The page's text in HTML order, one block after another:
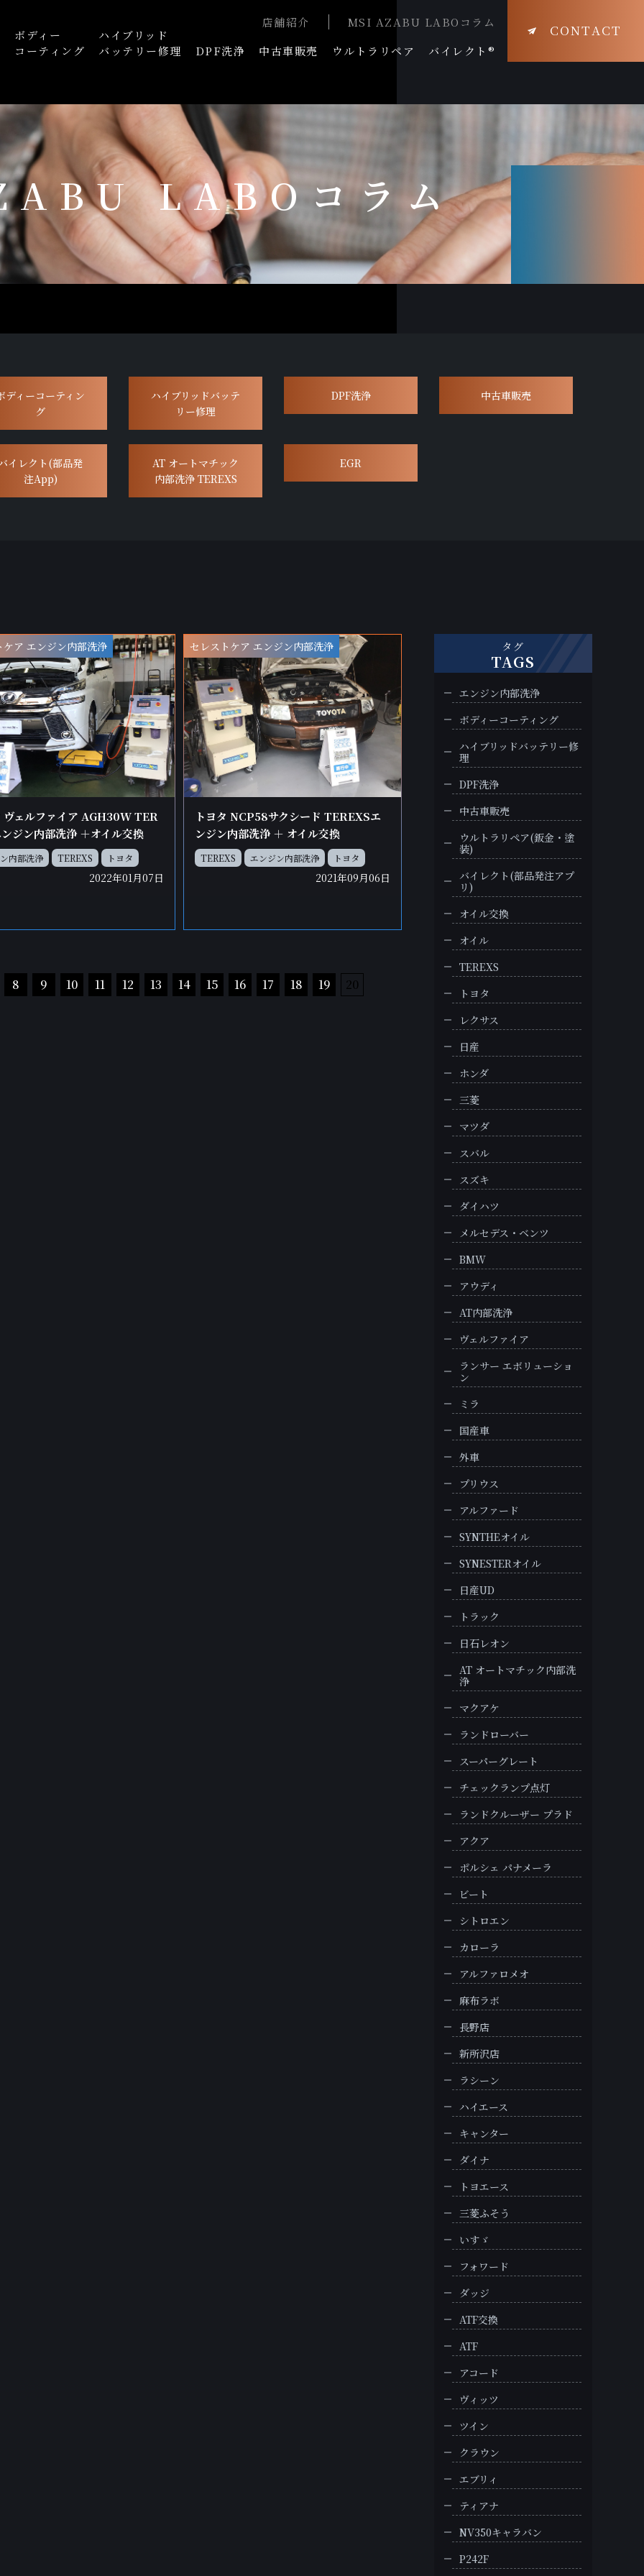
店舗紹介
MSI AZABU LABOコラム
ボディー
コーティング
ハイブリッド
バッテリー修理
DPF洗浄 中古車販売 ウルトラリペア バイレクト®
CONTACT
LABOコラム
ディーコーティン
グ
ハイブリッドバッテ
リー修理
DPF洗浄 中古車販売
イレクト(部品発
注App)
AT オートマチック
内部洗浄 TEREXS
EGR
ケア エンジン内部洗浄
ヴェルファイア AGH30W TER
ジン内部洗浄 ＋オイル交換
内部洗浄 TEREXS トヨタ
2022年01月07日
セレストケア エンジン内部洗浄
トヨタ NCP58サクシード TEREXSエ
ンジン内部洗浄 ＋ オイル交換
TEREXS エンジン内部洗浄 トヨタ
2021年09月06日
8 9 10 11 12 13 14 15 16 17 18 19 20
タグ
TAGS
エンジン内部洗浄
ボディーコーティング
ハイブリッドバッテリー修
理
DPF洗浄
中古車販売
ウルトラリペア(鈑金・塗
装)
バイレクト(部品発注アプ
リ)
オイル交換
オイル
TEREXS
トヨタ
レクサス
日産
ホンダ
三菱
マツダ
スバル
スズキ
ダイハツ
メルセデス・ベンツ
BMW
アウディ
AT内部洗浄
ヴェルファイア
ランサー エボリューショ
ン
ミラ
国産車
外車
プリウス
アルファード
SYNTHEオイル
SYNESTERオイル
日産UD
トラック
日石レオン
AT オートマチック内部洗
浄
マクアケ
ランドローバー
スーパーグレート
チェックランプ点灯
ランドクルーザー プラド
アクア
ポルシェ パナメーラ
ビート
シトロエン
カローラ
アルファロメオ
麻布ラボ
長野店
新所沢店
ラシーン
ハイエース
キャンター
ダイナ
トヨエース
三菱ふそう
いすゞ
フォワード
ダッジ
ATF交換
ATF
アコード
ヴィッツ
ツイン
クラウン
エブリィ
ティアナ
NV350キャラバン
P242F